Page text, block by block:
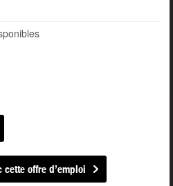
offre d’emploi